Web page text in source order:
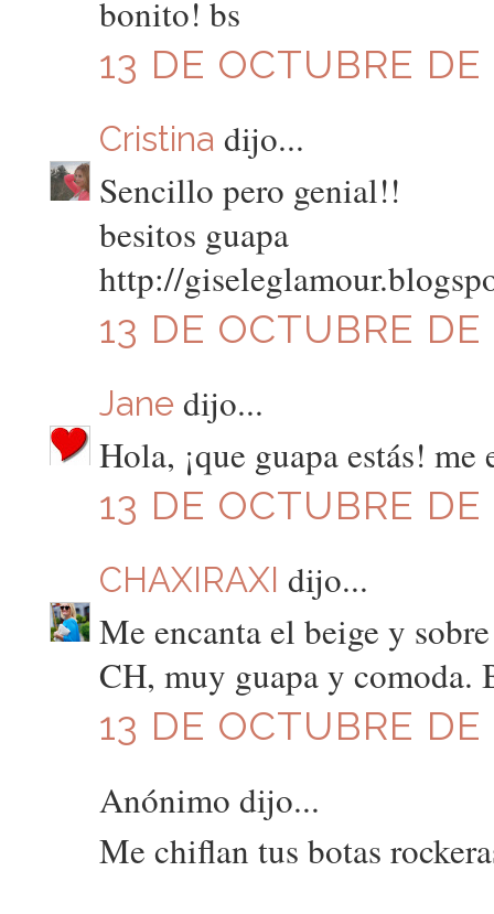
bonito! bs
13 DE OCTUBRE
Cristina dijo...
Sencillo pero genial!!
besitos guapa
http://
13 DE OCTUBRE
Jane dijo...
Hola, ¡que guapa estás!
13 DE OCTUBRE
CHAXIRAXI dijo...
Me encanta el beige y
CH, muy guapa y comoda.
13 DE OCTUBRE
Anónimo dijo...
Me chiflan tus botas